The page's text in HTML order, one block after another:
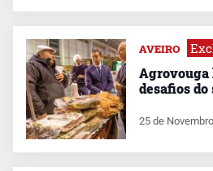
AVEIRO
Agrovouga
desafios
25 de